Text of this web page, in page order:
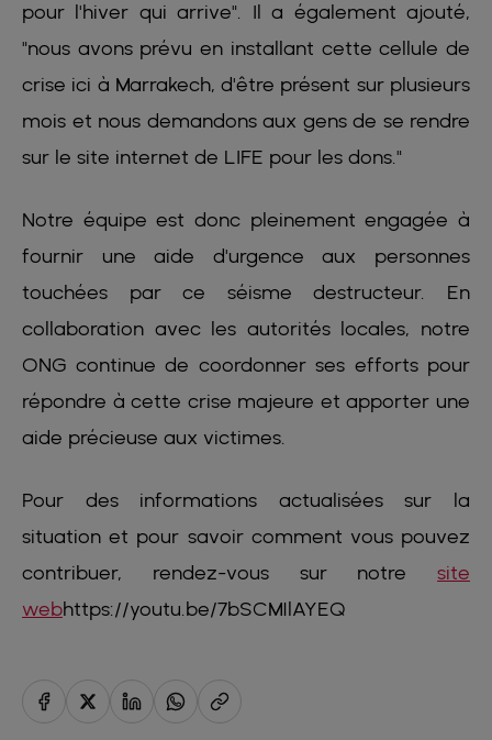
pour l'hiver qui arrive". Il a également ajouté,
"nous avons prévu en installant cette cellule de
crise ici à Marrakech, d'être présent sur plusieurs
mois et nous demandons aux gens de se rendre
sur le site internet de LIFE pour les dons."
Notre équipe est donc pleinement engagée à
fournir une aide d'urgence aux personnes
touchées par ce séisme destructeur. En
collaboration avec les autorités locales, notre
ONG continue de coordonner ses efforts pour
répondre à cette crise majeure et apporter une
aide précieuse aux victimes.
Pour des informations actualisées sur la
situation et pour savoir comment vous pouvez
contribuer, rendez-vous sur notre site
webhttps://youtu.be/7bSCM1lAYEQ